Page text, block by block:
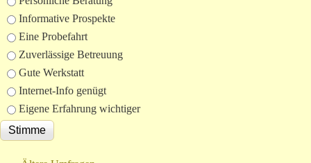
Informative Prospekte
Eine Probefahrt
Zuverlässige Betreuung
Gute Werkstatt
Internet-Info genügt
Eigene Erfahrung wichtiger